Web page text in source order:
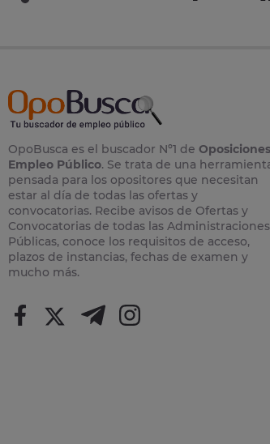
OpoBusca es el buscador Nº1 de
Empleo Público. Se trata de una
pensada para los opositores que necesitan
estar al día de todas las ofertas y
convocatorias. Recibe avisos de Ofertas y
Convocatorias de todas las Administraciones
Públicas, conoce los requisitos de acceso,
plazos de instancias, fechas de examen y
mucho más.